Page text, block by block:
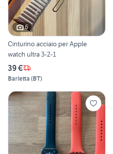
6
Cinturino acciaio per Apple
watch ultra 3-2-1
39 €
Barletta (BT)